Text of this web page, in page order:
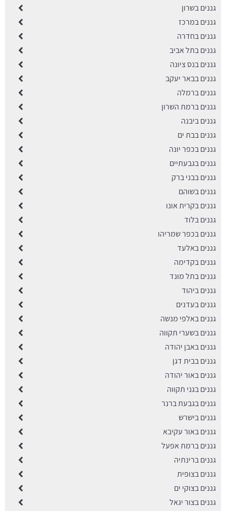
גננים בשרון
גננים במרכז
גננים בחדרה
גננים בתל אביב
גננים בנס ציונה
גננים בבאר יעקב
גננים ברמלה
גננים ברמת השרון
גננים ביבנה
גננים בבת ים
גננים בכפר יונה
גננים בגבעתיים
גננים בבני ברק
גננים בשוהם
גננים בקרית אונו
גננים בלוד
גננים בכפר שמריהו
גננים באלעד
גננים בקדימה
גננים בתל מונד
גננים ביהוד
גננים בעדנים
גננים באלפי מנשה
גננים בשערי תקווה
גננים באבן יהודה
גננים בבית דגן
גננים באור יהודה
גננים בגני תקווה
גננים בגבעת ברנר
גננים בישרש
גננים באור עקיבא
גננים ברמת אפעל
גננים ברינתיה
גננים בצופית
גננים בצוקי ים
גננים בצור יגאל